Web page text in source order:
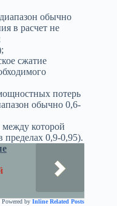
обычно
в расчет не
сжатие
потерь
обычно 0,6-
которой
пределах 0,9-0,95).
Powered by Inline Related Posts